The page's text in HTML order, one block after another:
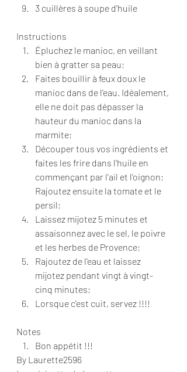
3 cuillères à soupe d'huile
Instructions
Épluchez le manioc, en veillant
bien à gratter sa peau;
Faites bouillir à feux doux le
manioc dans de l'eau. Idéalement,
elle ne doit pas dépasser la
hauteur du manioc dans la
marmite;
Découper tous vos ingrédients et
faites les frire dans l'huile en
commençant par l'ail et l'oignon;
Rajoutez ensuite la tomate et le
persil;
Laissez mijotez 5 minutes et
assaisonnez avec le sel, le poivre
et les herbes de Provence;
Rajoutez de l'eau et laissez
mijotez pendant vingt à vingt-
cinq minutes;
Lorsque c'est cuit, servez !!!!
Notes
Bon appétit !!!
By Laurette2596